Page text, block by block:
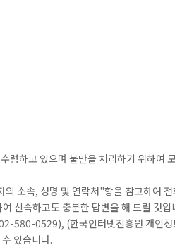
렴하고 있으며 불만을 처리하기 위하여
소속, 성명 및 연락처"항을 참고하여
신속하고도 충분한 답변을 해 드릴 것입
580-0529), (한국인터넷진흥원 개인정
있습니다.